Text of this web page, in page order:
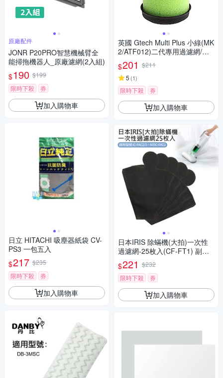
原廠配件
JONR P20PRO智慧機械臂全
能掃拖機器人_原廠濾網(2入組)
$190 $199
限時下殺
券
加入購物車
日立 HITACHI 吸塵器紙袋 CV-
PS3 一包五入
$217 $235
限時下殺
券
加入購物車
英國 Gtech Multi Plus 小綠(MK
2/ATF012)二代專用過濾網/濾
芯（副廠）
$201 $211
5 (1)
限時下殺 券
加入購物車
日本IRIS 除蟎機(大拍)一次性
過濾網-25枚入(CF-FT1) 副廠 I
C-FAC2/3 KIC-FAC2/3 NTIC-F
AC2 TYIC-FAC2
$221 $232
限時下殺
券
加入購物車